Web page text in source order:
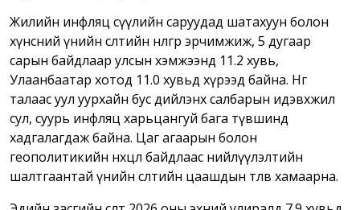
Жилийн инфляц сүүлийн саруудад шатахуун болон
хүнсний үнийн өсөлтийн нөлөөгөөр эрчимжиж, 5 дугаар
сарын байдлаар улсын хэмжээнд 11.2 хувь,
Улаанбаатар хотод 11.0 хувьд хүрээд байна. Нөгөө
талаас уул уурхайн бус дийлэнх салбарын идэвхжил
сул, суурь инфляц харьцангуй бага түвшинд
хадгалагдаж байна. Цаг агаарын болон
геополитикийн нөхцөл байдлаас нийлүүлэлтийн
шалтгаантай үнийн өсөлтийн цаашдын төлөв хамаарна.